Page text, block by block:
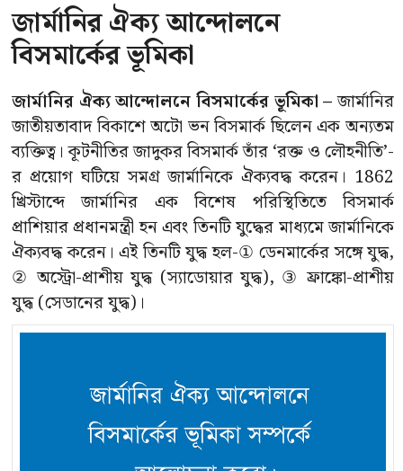
জার্মানির ঐক্য আন্দোলনে
বিসমার্কের ভূমিকা
জার্মানির ঐক্য আন্দোলনে বিসমার্কের ভূমিকা –জার্মানির
জাতীয়তাবাদ বিকাশে অটো ভন বিসমার্ক ছিলেন এক অন্যতম
ব্যক্তিত্ব। কূটনীতির জাদুকর বিসমার্ক তাঁর ‘রক্ত ও লৌহনীতি’-
র প্রয়োগ ঘটিয়ে সমগ্র জার্মানিকে ঐক্যবদ্ধ করেন। 1862
খ্রিস্টাব্দে জার্মানির এক বিশেষ পরিস্থিতিতে বিসমার্ক
প্রাশিয়ার প্রধানমন্ত্রী হন এবং তিনটি যুদ্ধের মাধ্যমে জার্মানিকে
ঐক্যবদ্ধ করেন। এই তিনটি যুদ্ধ হল-① ডেনমার্কের সঙ্গে যুদ্ধ,
② অস্ট্রো-প্রাশীয় যুদ্ধ (স্যাডোয়ার যুদ্ধ), ③ ফ্রাঙ্কো-প্রাশীয়
যুদ্ধ (সেডানের যুদ্ধ)।